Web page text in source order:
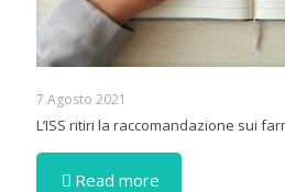
7 Agosto 2021
L’ISS ritiri la raccomandazione sui
Read more